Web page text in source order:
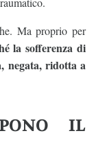
Ma proprio per
la sofferenza di
negata, ridotta a
IL